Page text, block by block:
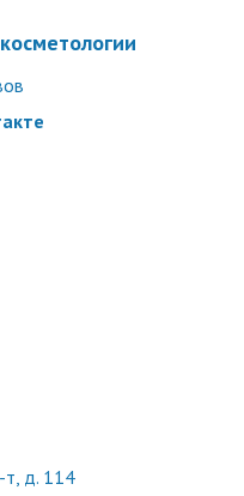
предъявить
т, д. 114